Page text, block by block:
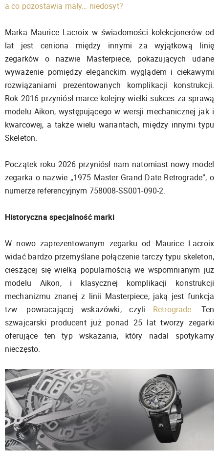
a co pozostawia mały… niedosyt?
Marka Maurice Lacroix w świadomości kolekcjonerów od
lat jest ceniona między innymi za wyjątkową linię
zegarków o nazwie Masterpiece, pokazujących udane
wyważenie pomiędzy eleganckim wyglądem i ciekawymi
rozwiązaniami prezentowanych komplikacji konstrukcji.
Rok 2016 przyniósł marce kolejny wielki sukces za sprawą
modelu Aikon, występującego w wersji mechanicznej jak i
kwarcowej, a także wielu wariantach, między innymi typu
Skeleton.
Początek roku 2026 przyniósł nam natomiast nowy model
zegarka o nazwie „1975 Master Grand Date Retrograde”, o
numerze referencyjnym 758008-SS001-090-2.
Historyczna specjalność marki
W nowo zaprezentowanym zegarku od Maurice Lacroix
widać bardzo przemyślane połączenie tarczy typu skeleton,
cieszącej się wielką popularnością we wspomnianym już
modelu Aikon, i klasycznej komplikacji konstrukcji
mechanizmu znanej z linii Masterpiece, jaką jest funkcja
tzw. powracającej wskazówki, czyli Retrograde. Ten
szwajcarski producent już ponad 25 lat tworzy zegarki
oferujące ten typ wskazania, który nadal spotykamy
nieczęsto.